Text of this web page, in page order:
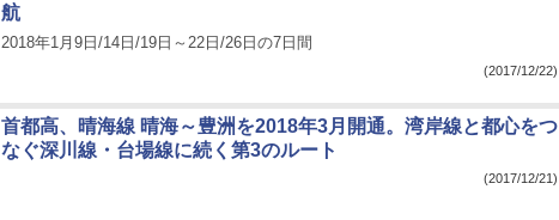
航
2018年1月9日/14日/19日～22日/26日の7日間
(2017/12/22)
首都高、晴海線 晴海～豊洲を2018年3月開通。湾岸線と都心をつ
なぐ深川線・台場線に続く第3のルート
(2017/12/21)